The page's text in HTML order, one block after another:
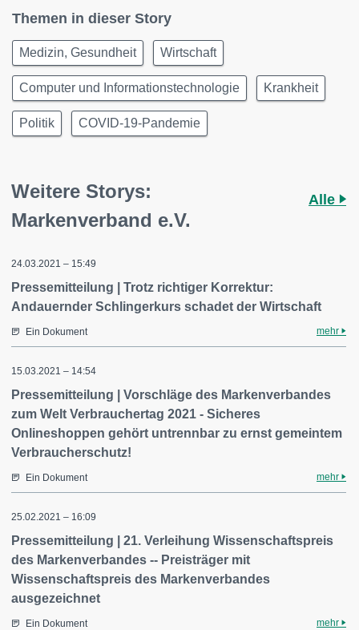
Themen in dieser Story
Medizin, Gesundheit Wirtschaft
Computer und Informationstechnologie Krankheit
Politik COVID-19-Pandemie
Weitere Storys:
Markenverband e.V.
Alle
24.03.2021 – 15:49
Pressemitteilung | Trotz richtiger Korrektur:
Andauernder Schlingerkurs schadet der Wirtschaft
Ein Dokument mehr
15.03.2021 – 14:54
Pressemitteilung | Vorschläge des Markenverbandes
zum Welt Verbrauchertag 2021 - Sicheres
Onlineshoppen gehört untrennbar zu ernst gemeintem
Verbraucherschutz!
Ein Dokument mehr
25.02.2021 – 16:09
Pressemitteilung | 21. Verleihung Wissenschaftspreis
des Markenverbandes -- Preisträger mit
Wissenschaftspreis des Markenverbandes
ausgezeichnet
Ein Dokument mehr